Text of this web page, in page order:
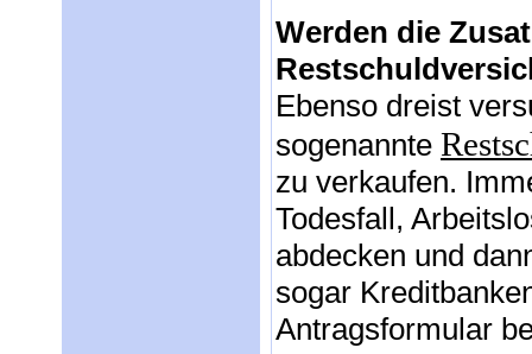
Werden die
Ebenso dreist
sogenannte
zu verkaufen.
Todesfall,
abdecken und
sogar
Antragsformular